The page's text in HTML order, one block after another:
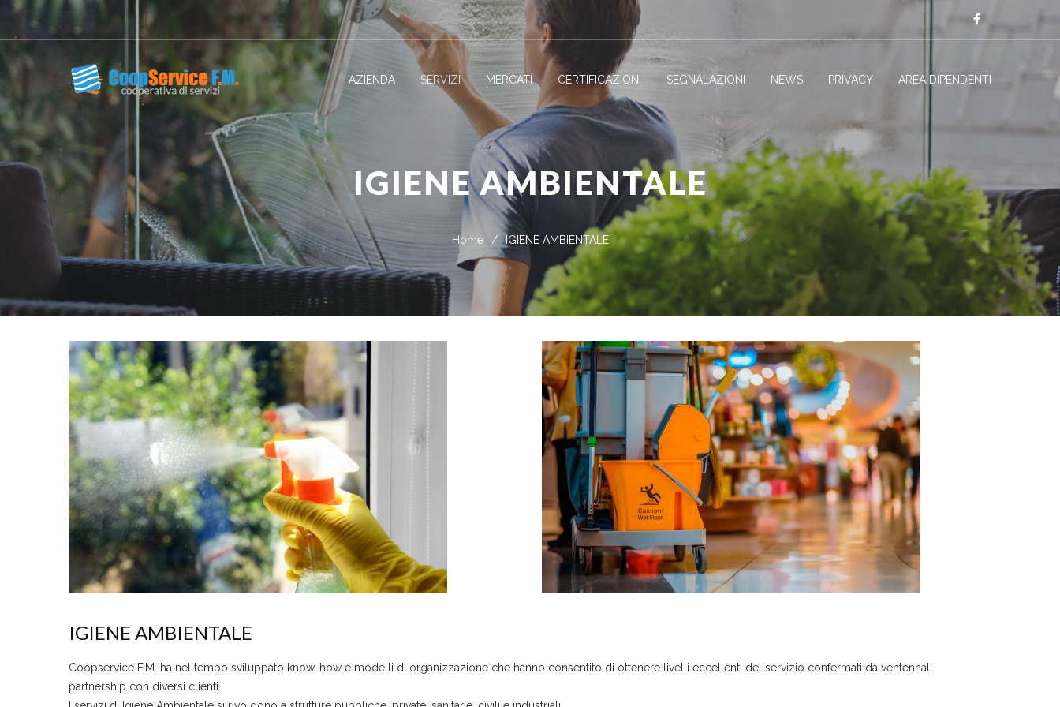
AZIENDA SERVIZI MERCATI CERTIFICAZIONI SEGNALAZIONI NEWS PRIVACY AREA DIPENDENTI
IGIENE AMBIENTALE
Home / IGIENE AMBIENTALE
IGIENE AMBIENTALE
Coopservice F.M. ha nel tempo sviluppato know-how e modelli di organizzazione che hanno consentito di ottenere livelli eccellenti del servizio confermati da ventennali
partnership con diversi clienti.